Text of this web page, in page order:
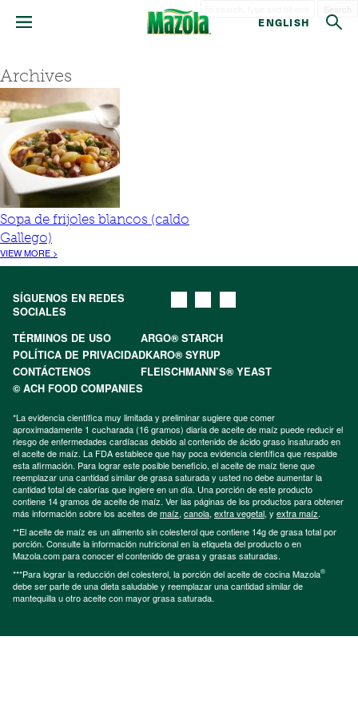
ENGLISH
Archives
Sopa de frijoles blancos (caldo
Gallego)
VIEW MORE >
SÍGUENOS EN REDES
SOCIALES
TÉRMINOS DE USO
ARGO® STARCH
POLÍTICA DE PRIVACIDADKARO® SYRUP
CONTÁCTENOS
FLEISCHMANN’S® YEAST
© ACH FOOD COMPANIES
*La evidencia científica muy limitada y preliminar sugiere que comer
aproximadamente 1 cucharada (16 gramos) diaria de aceite de maíz puede reducir el
riesgo de enfermedades cardíacas debido al contenido de ácido graso insaturado en
el aceite de maíz. La FDA establece que hay poca evidencia científica que respalde
esta afirmación. Para lograr este posible beneficio, el aceite de maíz tiene que
reemplazar una cantidad similar de grasa saturada y usted no debe aumentar la
cantidad total de calorías que ingiere en un día. Una porción de este producto
contiene 14 gramos de aceite de maíz. Ver las páginas de los productos para obtener
más información sobre los aceites demaíz, canola, extra vegetal, y extra maíz.
**El aceite de maíz es un alimento sin colesterol que contiene 14g de grasa total por
porción. Consulte la información nutricional en la etiqueta del producto o en
Mazola.com para conocer el contenido de grasa y grasas saturadas.
***Para lograr la reducción del colesterol, la porción del aceite de cocina Mazola®
debe ser parte de una dieta saludable y reemplazar una cantidad similar de
mantequilla u otro aceite con mayor grasa saturada.